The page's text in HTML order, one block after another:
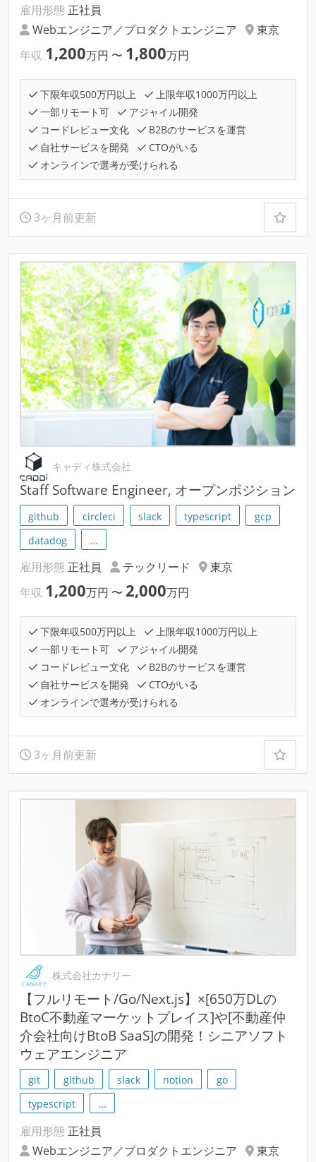
雇用形態 正社員
Webエンジニア／プロダクトエンジニア
東京
年収 1,200万円 〜 1,800万円
下限年収500万円以上
上限年収1000万円以上
一部リモート可
アジャイル開発
コードレビュー文化
B2Bのサービスを運営
自社サービスを開発
CTOがいる
オンラインで選考が受けられる
3ヶ月前更新
キャディ株式会社
Staff Software Engineer, オープンポジション
github circleci slack typescript
gcp
datadog
…
雇用形態 正社員 テックリード
東京
年収 1,200万円 〜 2,000万円
下限年収500万円以上
上限年収1000万円以上
一部リモート可
アジャイル開発
コードレビュー文化
B2Bのサービスを運営
自社サービスを開発
CTOがいる
オンラインで選考が受けられる
3ヶ月前更新
株式会社カナリー
【フルリモート/Go/Next.js】×[650万DLの
BtoC不動産マーケットプレイス]や[不動産仲
介会社向けBtoB SaaS]の開発！シニアソフト
ウェアエンジニア
git github slack notion
go
typescript
…
雇用形態 正社員
Webエンジニア／プロダクトエンジニア
東京